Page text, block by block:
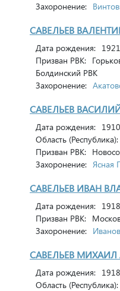
Захоронение:
САВЕЛЬЕВ
Дата рождения: 1921
Призван РВК:
Болдинский РВК
Захоронение:
САВЕЛЬЕВ
Дата рождения: 1910
Область (Республика):
Призван РВК:
Захоронение: Ясная
САВЕЛЬЕВ ИВАН
Дата рождения: 1918
Призван РВК:
Захоронение:
САВЕЛЬЕВ
Дата рождения: 1918
Область (Республика):